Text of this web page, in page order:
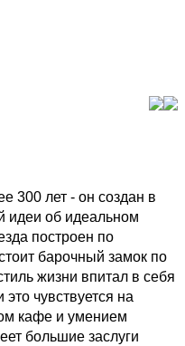
300 лет - он создан в
идеи об идеальном
построен по
барочный замок по
жизни впитал в себя
это чувствуется на
кафе и умением
большие заслуги